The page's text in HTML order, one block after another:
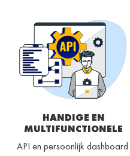
HANDIGE EN
MULTIFUNCTIONELE
API en persoonlijk dashboard.